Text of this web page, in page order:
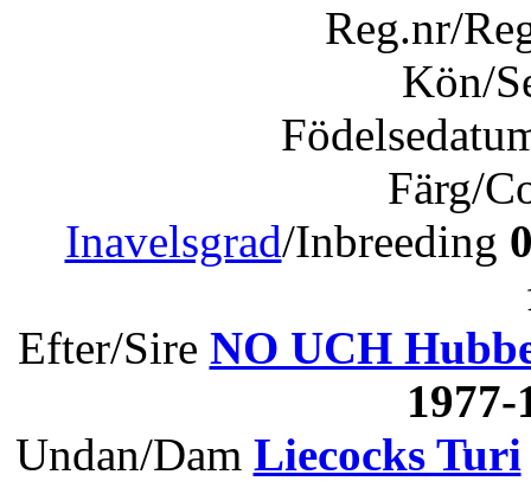
Reg.nr/
Kön/
Färg/
Inavelsgrad/Inbreeding
Efter/Sire NO UCH
Undan/Dam Liecocks Turi